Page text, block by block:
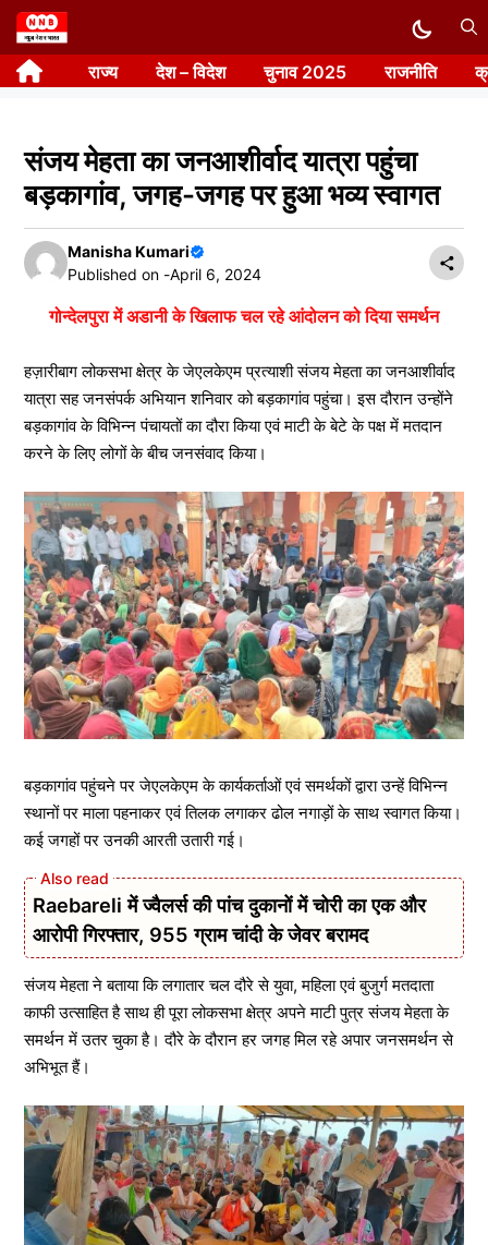
Skip
to
content राज्य देश – विदेश चुनाव 2025 राजनीति
संजय मेहता का जनआशीर्वाद यात्रा पहुंचा
बड़कागांव, जगह-जगह पर हुआ भव्य स्वागत
Manisha Kumari
Published on -April 6, 2024
गोन्देलपुरा में अडानी के खिलाफ चल रहे आंदोलन को दिया समर्थन
हज़ारीबाग लोकसभा क्षेत्र के जेएलकेएम प्रत्याशी संजय मेहता का जनआशीर्वाद
यात्रा सह जनसंपर्क अभियान शनिवार को बड़कागांव पहुंचा। इस दौरान उन्होंने
बड़कागांव के विभिन्न पंचायतों का दौरा किया एवं माटी के बेटे के पक्ष में मतदान
करने के लिए लोगों के बीच जनसंवाद किया।
बड़कागांव पहुंचने पर जेएलकेएम के कार्यकर्ताओं एवं समर्थकों द्वारा उन्हें विभिन्न
स्थानों पर माला पहनाकर एवं तिलक लगाकर ढोल नगाड़ों के साथ स्वागत किया।
कई जगहों पर उनकी आरती उतारी गई।
Raebareli में ज्वैलर्स की पांच दुकानों में चोरी का एक और
आरोपी गिरफ्तार, 955 ग्राम चांदी के जेवर बरामद
संजय मेहता ने बताया कि लगातार चल दौरे से युवा, महिला एवं बुजुर्ग मतदाता
काफी उत्साहित है साथ ही पूरा लोकसभा क्षेत्र अपने माटी पुत्र संजय मेहता के
समर्थन में उतर चुका है। दौरे के दौरान हर जगह मिल रहे अपार जनसमर्थन से
अभिभूत हैं।